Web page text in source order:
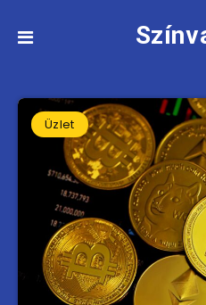
Üzlet